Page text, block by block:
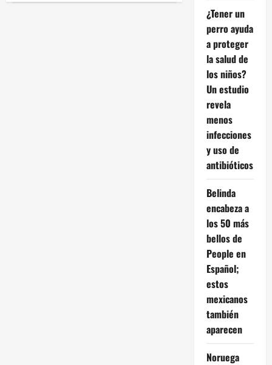
Corte
¿Tener un
perro ayuda
a proteger
la salud de
los niños?
Un estudio
revela
menos
infecciones
y uso de
antibióticos
Belinda
encabeza a
los 50 más
bellos de
People en
Español;
estos
mexicanos
también
aparecen
Noruega